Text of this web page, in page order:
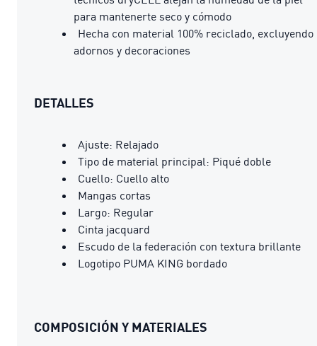
para mantenerte seco y cómodo
Hecha con material 100% reciclado, excluyendo
adornos y decoraciones
DETALLES
Ajuste: Relajado
Tipo de material principal: Piqué doble
Cuello: Cuello alto
Mangas cortas
Largo: Regular
Cinta jacquard
Escudo de la federación con textura brillante
Logotipo PUMA KING bordado
COMPOSICIÓN Y MATERIALES